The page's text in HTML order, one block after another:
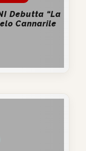
Debutta “La
Cannarile